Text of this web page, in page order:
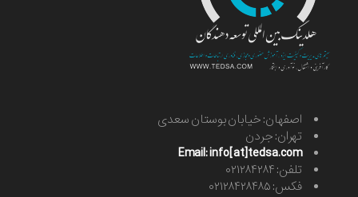
اصفهان: خیابان بوستان سعدی
تهران: جردن
Email: info[at]tedsa.com
تلفن: ۰۲۱۲۸۴۲۸۴
فکس: ۰۲۱۲۸۴۲۸۴۸۵